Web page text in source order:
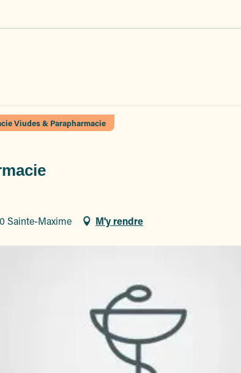
Viudes & Parapharmacie
Sainte-Maxime M'y rendre